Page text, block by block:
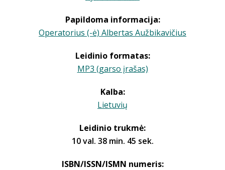
Papildoma informacija:
Operatorius (-ė) Albertas Aužbikavičius
Leidinio formatas:
MP3 (garso įrašas)
Kalba:
Lietuvių
Leidinio trukmė:
10 val. 38 min. 45 sek.
ISBN/ISSN/ISMN numeris: